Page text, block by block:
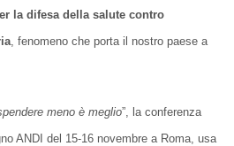
la difesa della salute contro
, fenomeno che porta il nostro paese a
meno è meglio”, la conferenza
ANDI del 15-16 novembre a Roma, usa